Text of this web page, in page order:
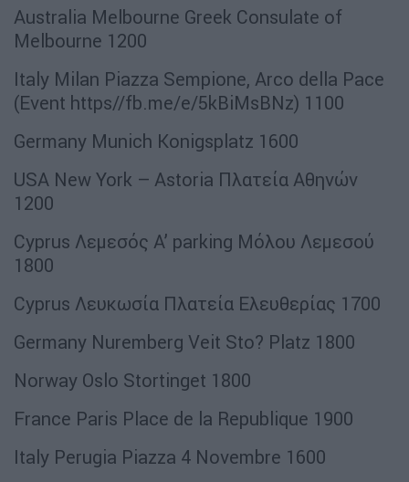
Australia Melbourne Greek Consulate of
Melbourne 1200
Italy Milan Piazza Sempione, Arco della Pace
(Event https//fb.me/e/5kBiMsBNz) 1100
Germany Munich Konigsplatz 1600
USA New York – Astoria Πλατεία Αθηνών
1200
Cyprus Λεμεσός Α’ parking Μόλου Λεμεσού
1800
Cyprus Λευκωσία Πλατεία Ελευθερίας 1700
Germany Nuremberg Veit Sto? Platz 1800
Norway Oslo Stortinget 1800
France Paris Place de la Republique 1900
Italy Perugia Piazza 4 Novembre 1600